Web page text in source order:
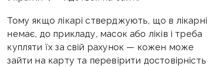
Тому якщо лікарі стверджують, що в лікарні
немає, до прикладу, масок або ліків і треба
купляти їх за свій рахунок — кожен може
зайти на карту та перевірити достовірність